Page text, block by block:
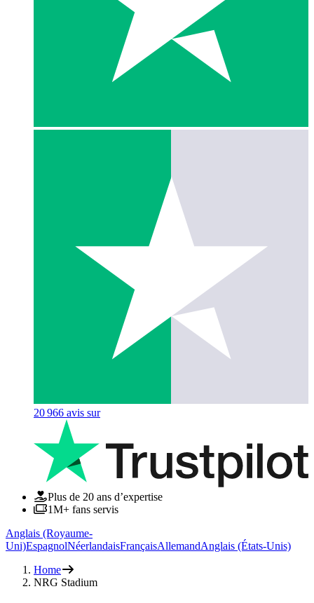
20 966 avis sur
Plus de 20 ans d’expertise
1M+ fans servis
Anglais (Royaume-
Uni)EspagnolNéerlandaisFrançaisAllemandAnglais (États-Unis)
Home
NRG Stadium